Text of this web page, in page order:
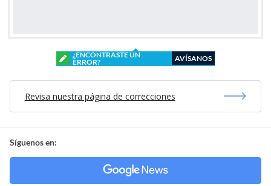
¿ENCONTRASTE UN
ERROR?
AVÍSANOS
Revisa nuestra página de correcciones
Síguenos en: